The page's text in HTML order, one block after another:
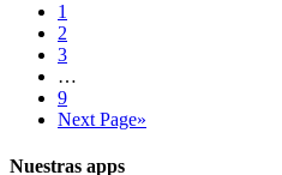
1
2
3
…
9
Next Page»
Nuestras apps